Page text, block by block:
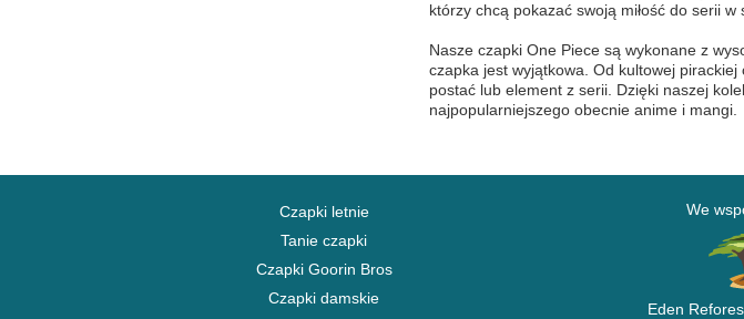
którzy chcą pokazać swoją miłość do serii w
Nasze czapki One Piece są wykonane z
czapka jest wyjątkowa. Od kultowej
postać lub element z serii. Dzięki naszej
najpopularniejszego obecnie anime i mangi.
Czapki letnie
Tanie czapki
Czapki Goorin Bros
Czapki damskie
We
Eden